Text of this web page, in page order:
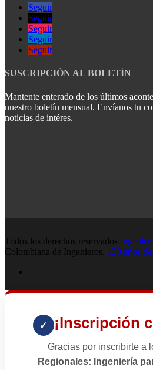
Seguir
Seguir
Seguir
Seguir
Seguir
SUSCRIPCIÓN AL BOLETÍN
Mantente enterado de los últimos
nuestro boletín mensual. Envíanos tu
noticias de intéres.
Todos los derechos reservados
Colombiana de Ingenieros. 138 años
✓ ¡Inscripción
Gracias por inscribirte a
Regionales: Ingeniería